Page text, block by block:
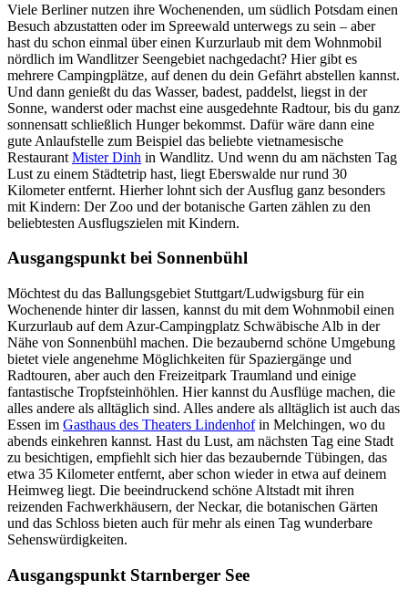
Viele Berliner nutzen ihre Wochenenden, um südlich Potsdam einen
Besuch abzustatten oder im Spreewald unterwegs zu sein – aber
hast du schon einmal über einen Kurzurlaub mit dem Wohnmobil
nördlich im Wandlitzer Seengebiet nachgedacht? Hier gibt es
mehrere Campingplätze, auf denen du dein Gefährt abstellen kannst.
Und dann genießt du das Wasser, badest, paddelst, liegst in der
Sonne, wanderst oder machst eine ausgedehnte Radtour, bis du ganz
sonnensatt schließlich Hunger bekommst. Dafür wäre dann eine
gute Anlaufstelle zum Beispiel das beliebte vietnamesische
Restaurant Mister Dinh in Wandlitz. Und wenn du am nächsten Tag
Lust zu einem Städtetrip hast, liegt Eberswalde nur rund 30
Kilometer entfernt. Hierher lohnt sich der Ausflug ganz besonders
mit Kindern: Der Zoo und der botanische Garten zählen zu den
beliebtesten Ausflugszielen mit Kindern.
Ausgangspunkt bei Sonnenbühl
Möchtest du das Ballungsgebiet Stuttgart/Ludwigsburg für ein
Wochenende hinter dir lassen, kannst du mit dem Wohnmobil einen
Kurzurlaub auf dem Azur-Campingplatz Schwäbische Alb in der
Nähe von Sonnenbühl machen. Die bezaubernd schöne Umgebung
bietet viele angenehme Möglichkeiten für Spaziergänge und
Radtouren, aber auch den Freizeitpark Traumland und einige
fantastische Tropfsteinhöhlen. Hier kannst du Ausflüge machen, die
alles andere als alltäglich sind. Alles andere als alltäglich ist auch das
Essen im Gasthaus des Theaters Lindenhofin Melchingen, wo du
abends einkehren kannst. Hast du Lust, am nächsten Tag eine Stadt
zu besichtigen, empfiehlt sich hier das bezaubernde Tübingen, das
etwa 35 Kilometer entfernt, aber schon wieder in etwa auf deinem
Heimweg liegt. Die beeindruckend schöne Altstadt mit ihren
reizenden Fachwerkhäusern, der Neckar, die botanischen Gärten
und das Schloss bieten auch für mehr als einen Tag wunderbare
Sehenswürdigkeiten.
Ausgangspunkt Starnberger See